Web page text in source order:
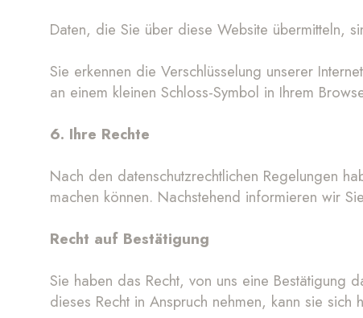
Daten, die Sie über diese Website übermitteln,
Sie erkennen die Verschlüsselung unserer
an einem kleinen Schloss-Symbol in Ihrem
6. Ihre Rechte
Nach den datenschutzrechtlichen Regelungen
machen können. Nachstehend informieren wir
Recht auf Bestätigung
Sie haben das Recht, von uns eine Bestätigung
dieses Recht in Anspruch nehmen, kann sie